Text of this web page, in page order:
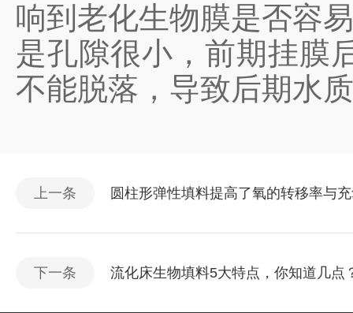
响到老化生物膜是否容
是孔隙很小，前期挂膜
不能脱落，导致后期水
上一条 圆柱形弹性填料提高了氧的转移率与
下一条 流化床生物填料5大特点，你知道几点